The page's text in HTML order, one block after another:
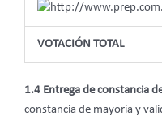
VOTACIÓN TOTAL
1.4 Entrega de constancia
constancia de mayoría y